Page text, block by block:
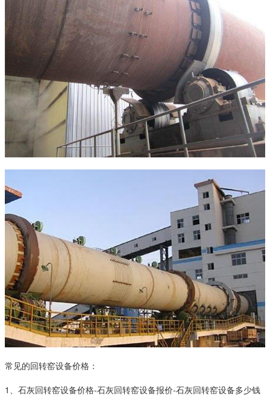
常见的回转窑设备价格：
1、石灰回转窑设备价格-石灰回转窑设备报价-石灰回转窑设备多少钱